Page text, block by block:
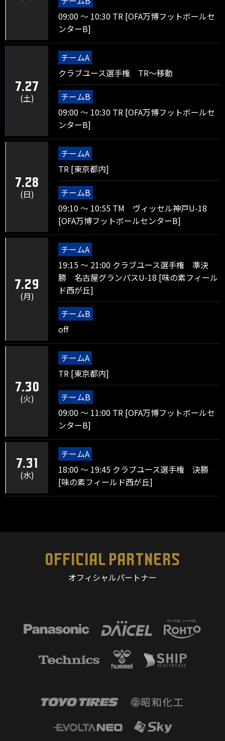
09:00 ～ 10:30 TR [OFA万博フットボールセ
ンターB]
7.27
(土)
チームA
クラブユース選手権 TR～移動
チームB
09:00 ～ 10:30 TR [OFA万博フットボールセ
ンターB]
7.28
(日)
チームA
TR [東京都内]
チームB
09:10 ～ 10:55 TM ヴィッセル神戸U-18
[OFA万博フットボールセンターB]
7.29
(月)
チームA
19:15 ～ 21:00 クラブユース選手権 準決
勝 名古屋グランパスU-18 [味の素フィール
ド西が丘]
チームB
off
7.30
(火)
チームA
TR [東京都内]
チームB
09:00 ～ 11:00 TR [OFA万博フットボールセ
ンターB]
7.31
(水)
チームA
18:00 ～ 19:45 クラブユース選手権 決勝
[味の素フィールド西が丘]
OFFICIAL PARTNERS
オフィシャルパートナー